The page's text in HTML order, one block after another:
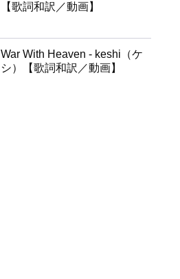
【歌詞和訳／動画】
War With Heaven - keshi（ケ
シ）【歌詞和訳／動画】